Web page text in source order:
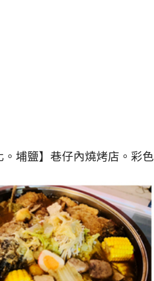
。埔鹽】巷仔內燒烤店。彩